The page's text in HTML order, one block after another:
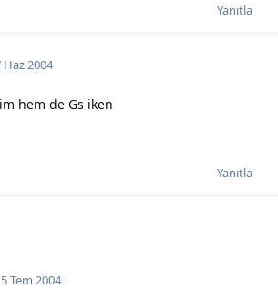
Yanıtla
Haz 2004
hem de Gs iken
Yanıtla
Tem 2004